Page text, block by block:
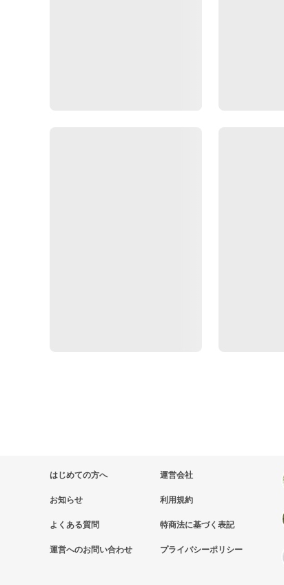
はじめての方へ
お知らせ
よくある質問
運営へのお問い合わせ
運営会社
利用規約
特商法に基づく表記
プライバシーポリシー